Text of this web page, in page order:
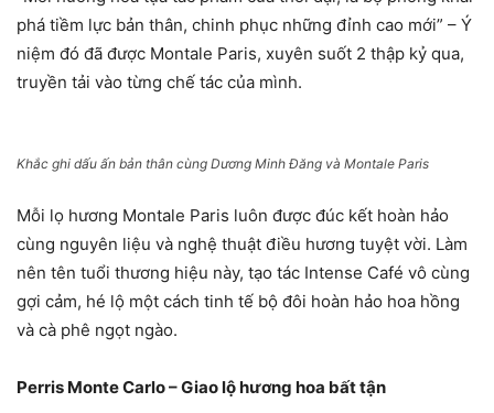
phá tiềm lực bản thân, chinh phục những đỉnh cao mới” – Ý
niệm đó đã được Montale Paris, xuyên suốt 2 thập kỷ qua,
truyền tải vào từng chế tác của mình.
Khắc ghi dấu ấn bản thân cùng Dương Minh Đăng và Montale Paris
Mỗi lọ hương Montale Paris luôn được đúc kết hoàn hảo
cùng nguyên liệu và nghệ thuật điều hương tuyệt vời. Làm
nên tên tuổi thương hiệu này, tạo tác Intense Café vô cùng
gợi cảm, hé lộ một cách tinh tế bộ đôi hoàn hảo hoa hồng
và cà phê ngọt ngào.
Perris Monte Carlo – Giao lộ hương hoa bất tận